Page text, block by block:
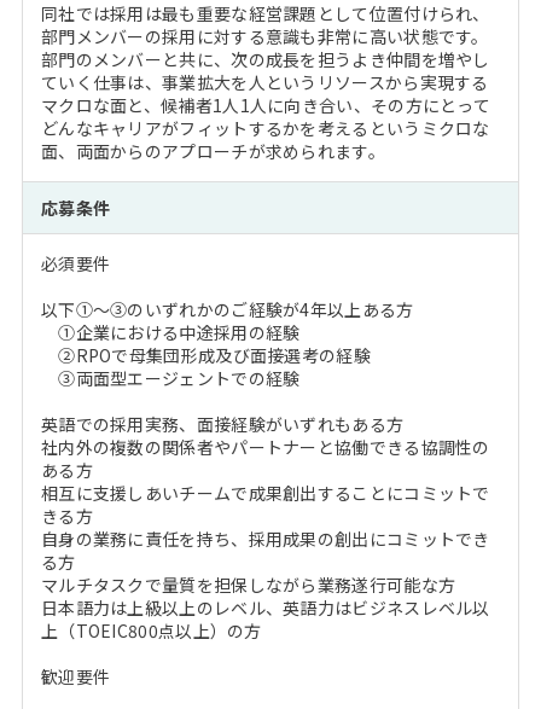
同社では採用は最も重要な経営課題として位置付けられ、
部門メンバーの採用に対する意識も非常に高い状態です。
部門のメンバーと共に、次の成長を担うよき仲間を増やし
ていく仕事は、事業拡大を人というリソースから実現する
マクロな面と、候補者1人1人に向き合い、その方にとって
どんなキャリアがフィットするかを考えるというミクロな
面、両面からのアプローチが求められます。
応募条件
必須要件
以下①～③のいずれかのご経験が4年以上ある方
①企業における中途採用の経験
②RPOで母集団形成及び面接選考の経験
③両面型エージェントでの経験
英語での採用実務、面接経験がいずれもある方
社内外の複数の関係者やパートナーと協働できる協調性の
ある方
相互に支援しあいチームで成果創出することにコミットで
きる方
自身の業務に責任を持ち、採用成果の創出にコミットでき
る方
マルチタスクで量質を担保しながら業務遂行可能な方
日本語力は上級以上のレベル、英語力はビジネスレベル以
上（TOEIC800点以上）の方
歓迎要件